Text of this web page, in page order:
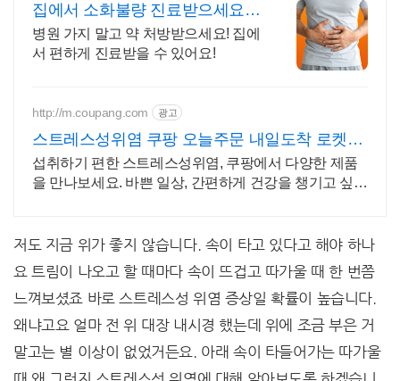
집에서 소화불량 진료받으세요
365일 24시간 진료가능
병원 가지 말고 약 처방받으세요! 집에
서 편하게 진료받을 수 있어요!
http://m.coupang.com 광고
스트레스성위염 쿠팡 오늘주문 내일도착 로켓배
송
섭취하기 편한 스트레스성위염, 쿠팡에서 다양한 제품
을 만나보세요. 바쁜 일상, 간편하게 건강을 챙기고 싶다
저도 지금 위가 좋지 않습니다. 속이 타고 있다고 해야 하나
요 트림이 나오고 할 때마다 속이 뜨겁고 따가울 때 한 번쯤
느껴보셨죠 바로 스트레스성 위염 증상일 확률이 높습니다.
왜냐고요 얼마 전 위 대장 내시경 했는데 위에 조금 부은 거
말고는 별 이상이 없었거든요. 아래 속이 타들어가는 따가울